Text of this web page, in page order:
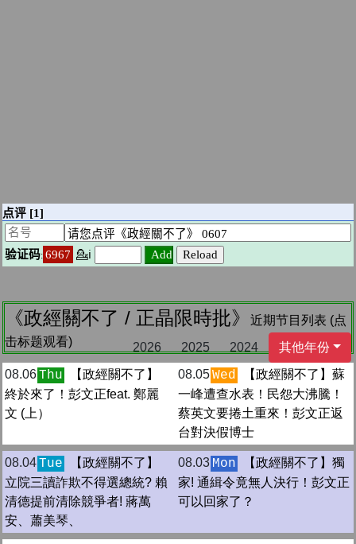
《政經關不了 / 正晶限時批》
近期节目列表 (点
击标题观看)
2026 2025 2024
其他年份
08.06Thu
【政經關不了】
終於來了！彭文正feat. 鄭麗
文 (上）
08.05Wed
【政經關不了】蘇
一峰遭查水表！民怨大沸騰！
蔡英文要捲土重來！彭文正返
台對決假博士
08.04Tue
【政經關不了】
立院三讀詐欺不得選總統? 賴
清德提前清除競爭者! 蔣萬
安、蕭美琴、
08.03 Mon
【政經關不了】獨
家! 通緝令竟無人決行！彭文正
可以回家了？